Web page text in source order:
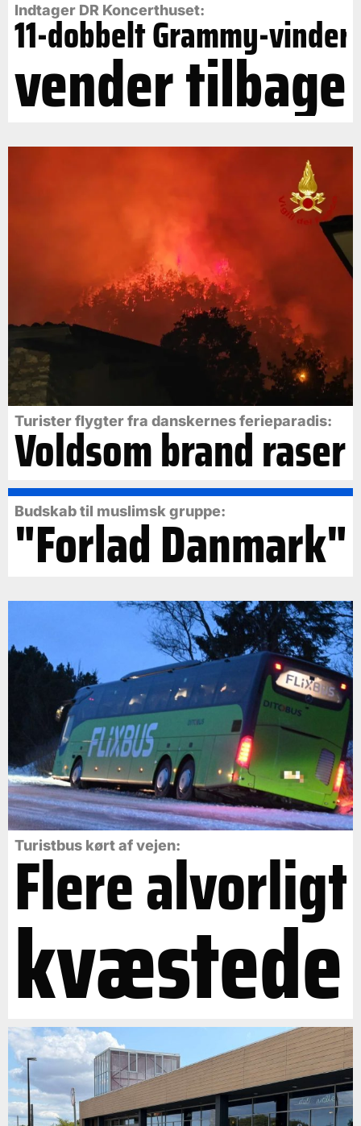
Indtager DR Koncerthuset:
11-dobbelt Grammy-vinder
vender tilbage
Turister flygter fra danskernes ferieparadis:
Voldsom brand raser
Budskab til muslimsk gruppe:
"Forlad Danmark"
Turistbus kørt af vejen:
Flere alvorligt
kvæstede